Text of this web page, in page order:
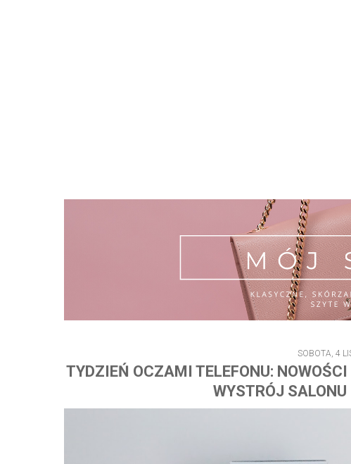
SOBOTA, 4
TYDZIEŃ OCZAMI TELEFONU:
WYSTRÓJ SALONU